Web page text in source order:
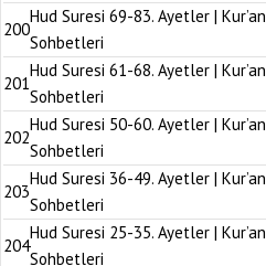
200
Hud Suresi 69-83. Ayetler | Kur’an
Sohbetleri
201
Hud Suresi 61-68. Ayetler | Kur’an
Sohbetleri
202
Hud Suresi 50-60. Ayetler | Kur’an
Sohbetleri
203
Hud Suresi 36-49. Ayetler | Kur’an
Sohbetleri
204
Hud Suresi 25-35. Ayetler | Kur’an
Sohbetleri